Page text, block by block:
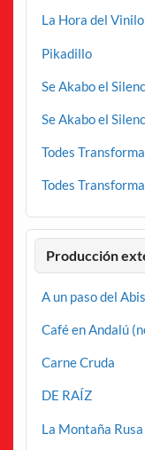
La Hora del Vinilo
Pikadillo
Se Akabo el
Se Akabo el
Todes
Todes
Producción
A un paso del
Café en Andalú
Carne Cruda
DE RAÍZ
La Montaña Rusa